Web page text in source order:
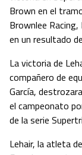
Brown en el
Brownlee
en un resultado
La victoria de
compañero de
García,
el campeonato
de la serie
Lehair, la atleta